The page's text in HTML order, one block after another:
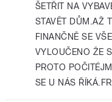
ŠETŘIT NA
STAVĚT DŮM.AŽ
FINANČNĚ SE
VYLOUČENO ŽE
PROTO
SE U NÁS